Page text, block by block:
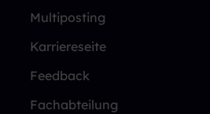
Multiposting
Karriereseite
Feedback
Fachabteilung